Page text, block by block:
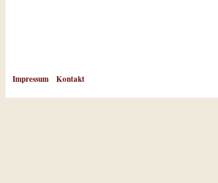
Impressum Kontakt